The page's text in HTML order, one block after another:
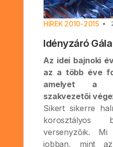
HÍREK 2010-2015
Idényzáró
Az idei bajnoki
az a több éve
amelyet a
szakvezetői
Sikert sikerre
korosztályos
versenyzőik.
jobban, mint